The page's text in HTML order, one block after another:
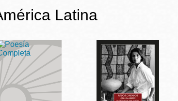
Latina